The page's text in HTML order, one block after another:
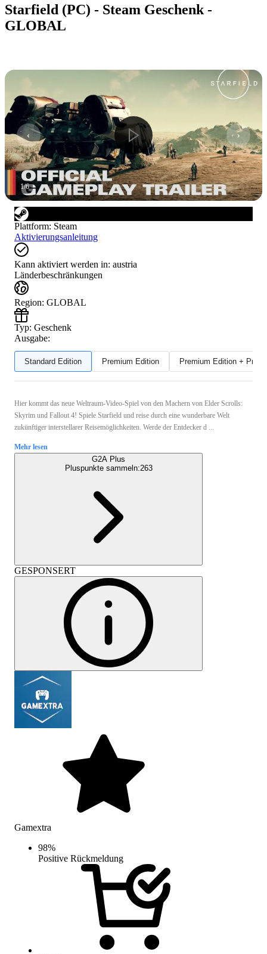
Starfield (PC) - Steam Geschenk -
GLOBAL
1/6
Plattform: Steam
Aktivierungsanleitung
Kann aktiviert werden in: austria
Länderbeschränkungen
Region: GLOBAL
Typ: Geschenk
Ausgabe:
Standard Edition Premium Edition Premium Edition +
Hier kommt das neue Weltraum-Video-Spiel von den Machern von Elder Scrolls:
Skyrim und Fallout 4! Spiele Starfield und reise durch eine wunderbare Welt
zukünftiger interstellarer Reisemöglichkeiten. Werde der Entdecker d ...
Mehr lesen
G2A Plus
Pluspunkte sammeln:263
GESPONSERT
Gamextra
98%
Positive Rückmeldung